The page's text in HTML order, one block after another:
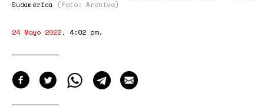
Sudamérica
(Foto: Archivo)
24 Mayo 2022, 4:02 pm.